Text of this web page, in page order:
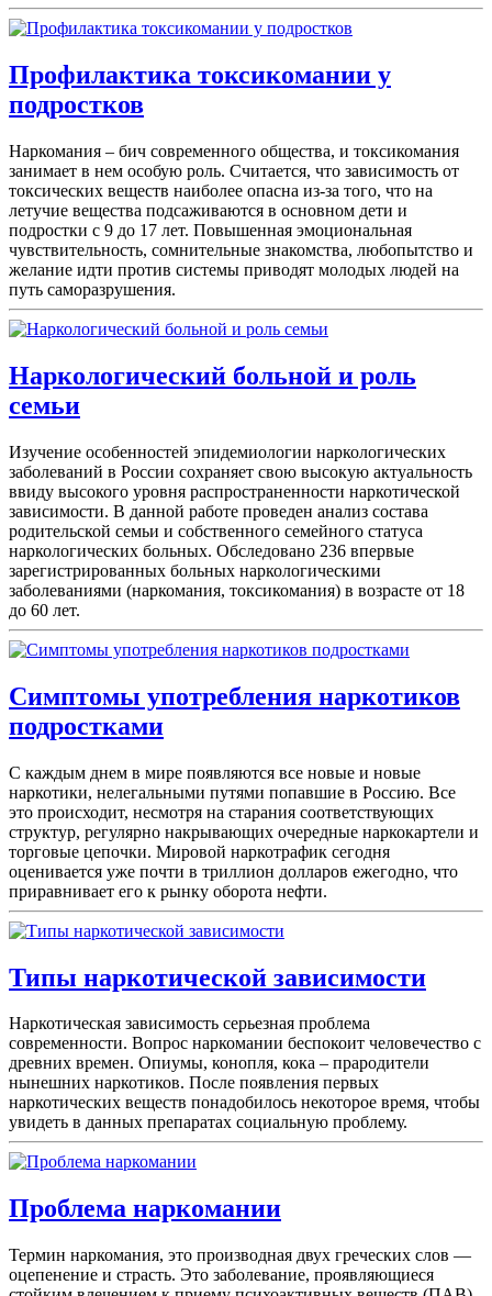
Профилактика токсикомании у
подростков
Наркомания – бич современного общества, и токсикомания
занимает в нем особую роль. Считается, что зависимость от
токсических веществ наиболее опасна из-за того, что на
летучие вещества подсаживаются в основном дети и
подростки с 9 до 17 лет. Повышенная эмоциональная
чувствительность, сомнительные знакомства, любопытство и
желание идти против системы приводят молодых людей на
путь саморазрушения.
Наркологический больной и роль
семьи
Изучение особенностей эпидемиологии наркологических
заболеваний в России сохраняет свою высокую актуальность
ввиду высокого уровня распространенности наркотической
зависимости. В данной работе проведен анализ состава
родительской семьи и собственного семейного статуса
наркологических больных. Обследовано 236 впервые
зарегистрированных больных наркологическими
заболеваниями (наркомания, токсикомания) в возрасте от 18
до 60 лет.
Симптомы употребления наркотиков
подростками
С каждым днем в мире появляются все новые и новые
наркотики, нелегальными путями попавшие в Россию. Все
это происходит, несмотря на старания соответствующих
структур, регулярно накрывающих очередные наркокартели и
торговые цепочки. Мировой наркотрафик сегодня
оценивается уже почти в триллион долларов ежегодно, что
приравнивает его к рынку оборота нефти.
Типы наркотической зависимости
Наркотическая зависимость серьезная проблема
современности. Вопрос наркомании беспокоит человечество с
древних времен. Опиумы, конопля, кока – прародители
нынешних наркотиков. После появления первых
наркотических веществ понадобилось некоторое время, чтобы
увидеть в данных препаратах социальную проблему.
Проблема наркомании
Термин наркомания, это производная двух греческих слов —
оцепенение и страсть. Это заболевание, проявляющиеся